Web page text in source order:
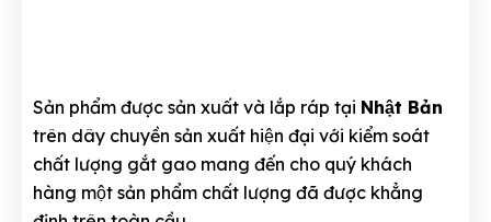
Sản phẩm được sản xuất và lắp ráp tại Nhật Bản
trên dây chuyền sản xuất hiện đại với kiểm soát
chất lượng gắt gao mang đến cho quý khách
hàng một sản phẩm chất lượng đã được khẳng